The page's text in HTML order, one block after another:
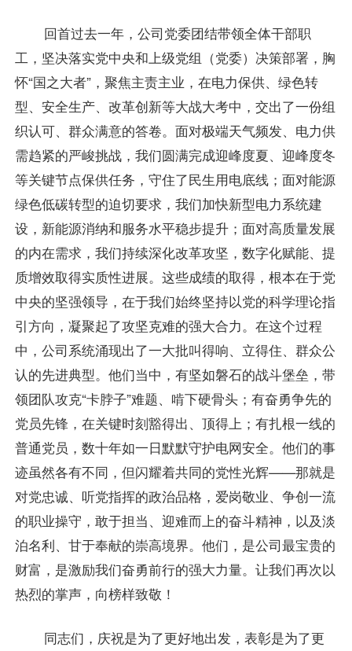
回首过去一年，公司党委团结带领全体干部职
工，坚决落实党中央和上级党组（党委）决策部署，胸
怀“国之大者”，聚焦主责主业，在电力保供、绿色转
型、安全生产、改革创新等大战大考中，交出了一份组
织认可、群众满意的答卷。面对极端天气频发、电力供
需趋紧的严峻挑战，我们圆满完成迎峰度夏、迎峰度冬
等关键节点保供任务，守住了民生用电底线；面对能源
绿色低碳转型的迫切要求，我们加快新型电力系统建
设，新能源消纳和服务水平稳步提升；面对高质量发展
的内在需求，我们持续深化改革攻坚，数字化赋能、提
质增效取得实质性进展。这些成绩的取得，根本在于党
中央的坚强领导，在于我们始终坚持以党的科学理论指
引方向，凝聚起了攻坚克难的强大合力。在这个过程
中，公司系统涌现出了一大批叫得响、立得住、群众公
认的先进典型。他们当中，有坚如磐石的战斗堡垒，带
领团队攻克“卡脖子”难题、啃下硬骨头；有奋勇争先的
党员先锋，在关键时刻豁得出、顶得上；有扎根一线的
普通党员，数十年如一日默默守护电网安全。他们的事
迹虽然各有不同，但闪耀着共同的党性光辉——那就是
对党忠诚、听党指挥的政治品格，爱岗敬业、争创一流
的职业操守，敢于担当、迎难而上的奋斗精神，以及淡
泊名利、甘于奉献的崇高境界。他们，是公司最宝贵的
财富，是激励我们奋勇前行的强大力量。让我们再次以
热烈的掌声，向榜样致敬！
同志们，庆祝是为了更好地出发，表彰是为了更